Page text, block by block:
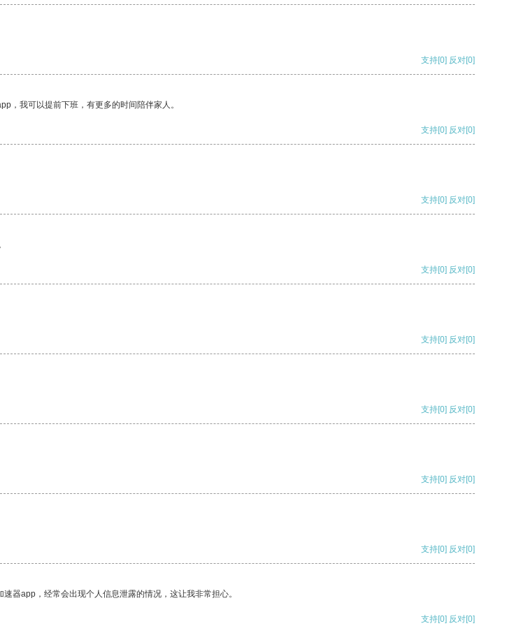
支持[0] 反对[0]
，我可以提前下班，有更多的时间陪伴家人。
支持[0] 反对[0]
支持[0] 反对[0]
支持[0] 反对[0]
支持[0] 反对[0]
支持[0] 反对[0]
支持[0] 反对[0]
支持[0] 反对[0]
器app，经常会出现个人信息泄露的情况，这让我非常担心。
支持[0] 反对[0]